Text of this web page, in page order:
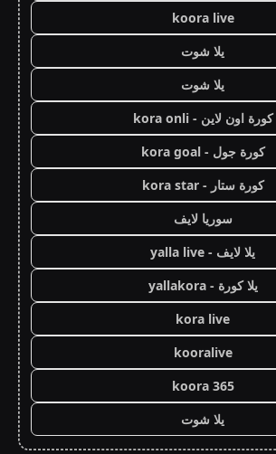
koora live
يلا شوت
يلا شوت
كورة اون لاين - kora onli
كورة جول - kora goal
كورة ستار - kora star
سوريا لايف
يلا لايف - yalla live
يلا كورة - yallakora
kora live
kooralive
koora 365
يلا شوت